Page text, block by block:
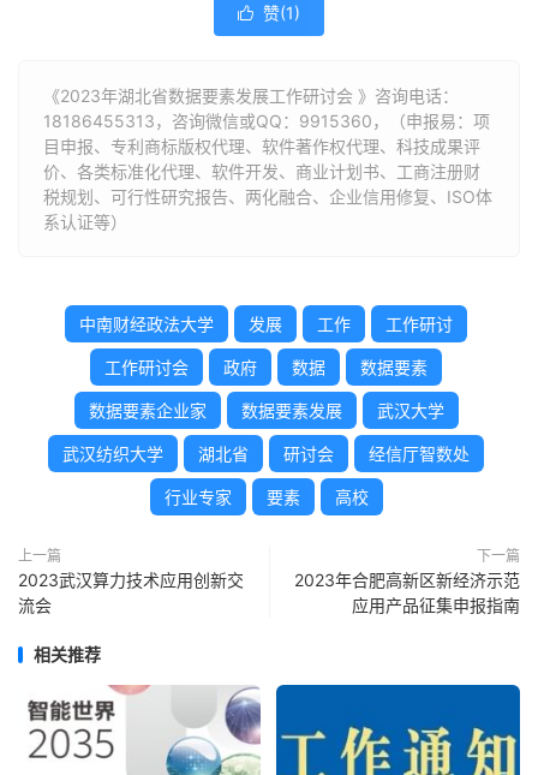
 赞(1)
《2023年湖北省数据要素发展工作研讨会 》咨询电话：
18186455313，咨询微信或QQ：9915360，（申报易：项
目申报、专利商标版权代理、软件著作权代理、科技成果评
价、各类标准化代理、软件开发、商业计划书、工商注册财
税规划、可行性研究报告、两化融合、企业信用修复、ISO体
系认证等）
中南财经政法大学 发展 工作 工作研讨
工作研讨会 政府 数据 数据要素
数据要素企业家 数据要素发展 武汉大学
武汉纺织大学 湖北省 研讨会 经信厅智数处
行业专家 要素 高校
上一篇
2023武汉算力技术应用创新交
流会
下一篇
2023年合肥高新区新经济示范
应用产品征集申报指南
相关推荐